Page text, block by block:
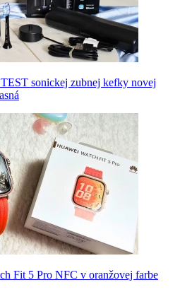
sonickej zubnej kefky novej
Fit 5 Pro NFC v oranžovej farbe